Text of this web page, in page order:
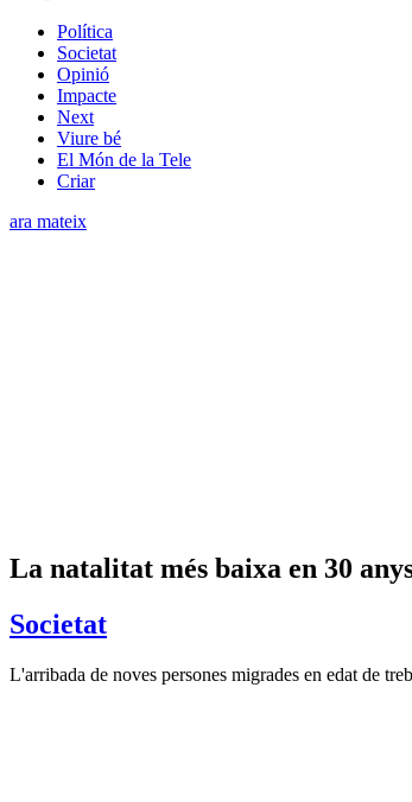
Política
Societat
Opinió
Impacte
Next
Viure bé
El Món de la Tele
Criar
ara mateix
La natalitat més baixa en 30
Societat
L'arribada de noves persones migrades en edat de